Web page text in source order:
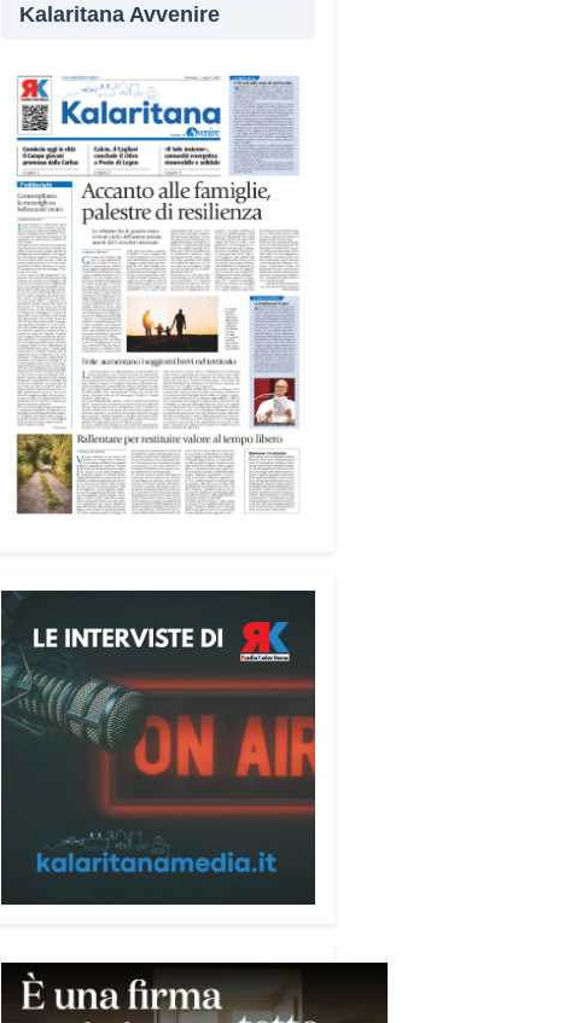
Attenzione alle telefonate
Una pubblicazione di servizio
dedicata alla prevenzione delle
truffe ai danni degli anziani e delle
persone più fragili. Si tratta del
Vademecum contro le truffe,
persone più vulnerabili. «L’idea di
realizzare il Vademecum – ha detto
Kalaritana Avvenire